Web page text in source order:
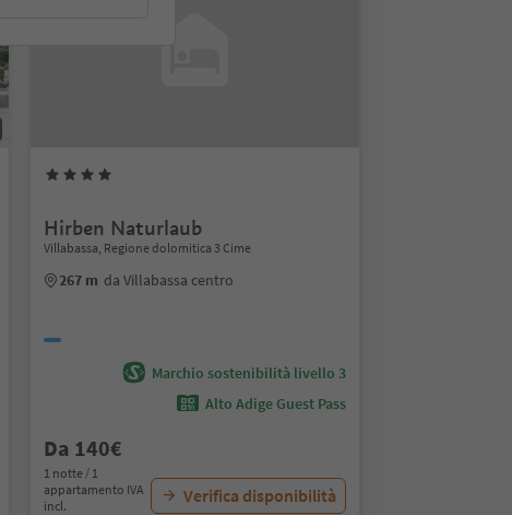
Hirben Naturlaub
Villabassa, Regione dolomitica 3 Cime
267 m da Villabassa centro
Marchio sostenibilità livello 3
Alto Adige Guest Pass
Da 140€
1 notte / 1
appartamento IVA
incl.
Verifica disponibilità